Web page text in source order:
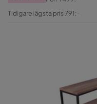
Pris
Original
Tidigare lägsta pris 791:-